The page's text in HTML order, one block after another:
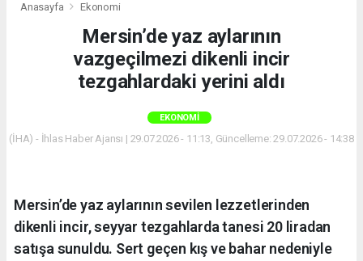
Anasayfa Ekonomi
Mersin’de yaz aylarının
vazgeçilmezi dikenli incir
tezgahlardaki yerini aldı
EKONOMI
(İHA) - İhlas Haber Ajansı | 29.07.2026 - 11:13, Güncelleme: 29.07.2026 - 14:38
Mersin’de yaz aylarının sevilen lezzetlerinden
dikenli incir, seyyar tezgahlarda tanesi 20 liradan
satışa sunuldu. Sert geçen kış ve bahar nedeniyle